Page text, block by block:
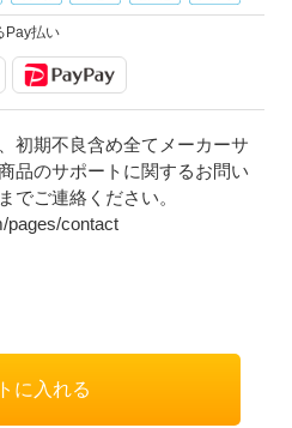
Pay払い
初期不良含め全てメーカーサ
品のサポートに関するお問い
でご連絡ください。
pages/contact